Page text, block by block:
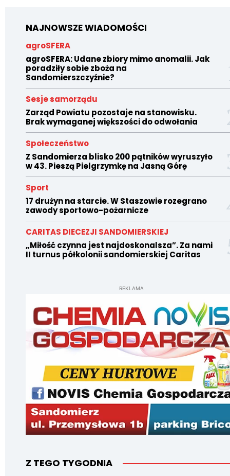
NAJNOWSZE WIADOMOŚCI
agroSFERA
agroSFERA: Udane zbiory mimo anomalii. Jak
poradziły sobie zboża na
Sandomierszczyźnie?
Sesje samorządu
Zarząd Powiatu pozostaje na stanowisku.
Brak wymaganej większości do odwołania
Społeczeństwo
Z Sandomierza blisko 200 pątników wyruszyło
w 43. Pieszą Pielgrzymkę na Jasną Górę
Sport
17 drużyn na starcie. W Staszowie rozegrano
zawody sportowo-pożarnicze
CARITAS DIECEZJI SANDOMIERSKIEJ
„Miłość czynna jest najdoskonalsza”. Za nami
II turnus półkolonii sandomierskiej Caritas
REKLAMA
Z TEGO TYGODNIA